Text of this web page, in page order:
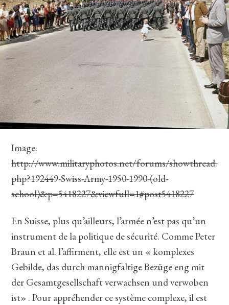
Image:
http://www.militaryphotos.net/forums/showthread.
php?192449-Swiss-Army-1950-1990-(old-
school)&p=5418227&viewfull=1#post5418227
En Suisse, plus qu’ailleurs, l’armée n’est pas qu’un
instrument de la politique de sécurité. Comme Peter
Braun et al. l’affirment, elle est un « komplexes
Gebilde, das durch mannigfaltige Bezüge eng mit
der Gesamtgesellschaft verwachsen und verwoben
ist» . Pour appréhender ce système complexe, il est